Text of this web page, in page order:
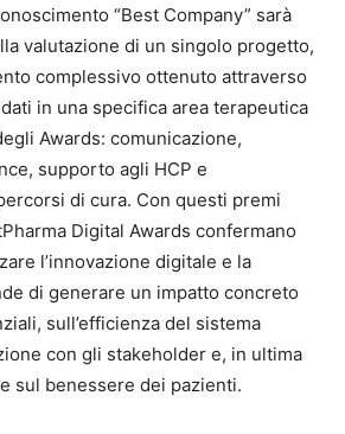
“Best Company” sarà
valutazione di un singolo progetto,
complessivo ottenuto attraverso
in una specifica area terapeutica
Awards: comunicazione,
supporto agli HCP e
di cura. Con questi premi
Digital Awards confermano
l’innovazione digitale e la
di generare un impatto concreto
sull’efficienza del sistema
con gli stakeholder e, in ultima
sul benessere dei pazienti.